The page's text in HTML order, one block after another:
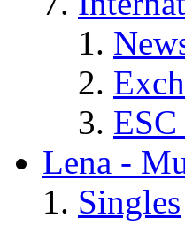
Lena -
Singles